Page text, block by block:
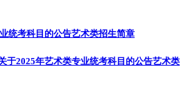
统考科目的公告艺术类招生简章
于2025年艺术类专业统考科目的公告艺术类